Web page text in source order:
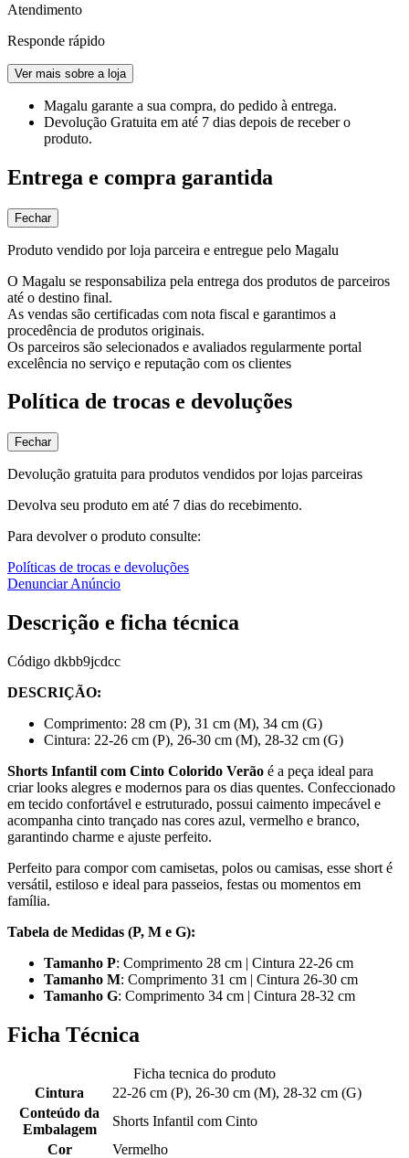
Atendimento
Responde rápido
Ver mais sobre a loja
Magalu garante a sua compra, do pedido à entrega.
Devolução Gratuita em até 7 dias depois de receber o
produto.
Entrega e compra garantida
Fechar
Produto vendido por loja parceira e entregue pelo Magalu
O Magalu se responsabiliza pela entrega dos produtos de parceiros
até o destino final.
As vendas são certificadas com nota fiscal e garantimos a
procedência de produtos originais.
Os parceiros são selecionados e avaliados regularmente portal
excelência no serviço e reputação com os clientes
Política de trocas e devoluções
Fechar
Devolução gratuita para produtos vendidos por lojas parceiras
Devolva seu produto em até 7 dias do recebimento.
Para devolver o produto consulte:
Políticas de trocas e devoluções
Denunciar Anúncio
Descrição e ficha técnica
Código dkbb9jcdcc
DESCRIÇÃO:
Comprimento: 28 cm (P), 31 cm (M), 34 cm (G)
Cintura: 22-26 cm (P), 26-30 cm (M), 28-32 cm (G)
Shorts Infantil com Cinto Colorido Verão é a peça ideal para
criar looks alegres e modernos para os dias quentes. Confeccionado
em tecido confortável e estruturado, possui caimento impecável e
acompanha cinto trançado nas cores azul, vermelho e branco,
garantindo charme e ajuste perfeito.
Perfeito para compor com camisetas, polos ou camisas, esse short é
versátil, estiloso e ideal para passeios, festas ou momentos em
família.
Tabela de Medidas (P, M e G):
Tamanho P: Comprimento 28 cm | Cintura 22-26 cm
Tamanho M: Comprimento 31 cm | Cintura 26-30 cm
Tamanho G: Comprimento 34 cm | Cintura 28-32 cm
Ficha Técnica
Ficha tecnica do produto
Cintura
22-26 cm (P), 26-30 cm (M), 28-32 cm (G)
Conteúdo da
Embalagem
Shorts Infantil com Cinto
Cor
Vermelho